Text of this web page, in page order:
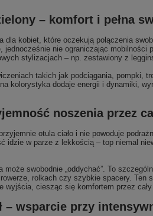
– komfort i pełna
kobiet, które oczekują połączenia
nie ograniczając
stylizacjach – np. zestawiony z
takich jak podciągania, pompki,
kolorystyka dodaje energii i dynamiki,
noszenia przez
otula ciało i nie powoduje
w parze z lekkością – top niemal
swobodnie „oddychać”. To
rolkach czy szybkie spacery.
wyjścia, ciesząc się komfortem przez
wsparcie przy